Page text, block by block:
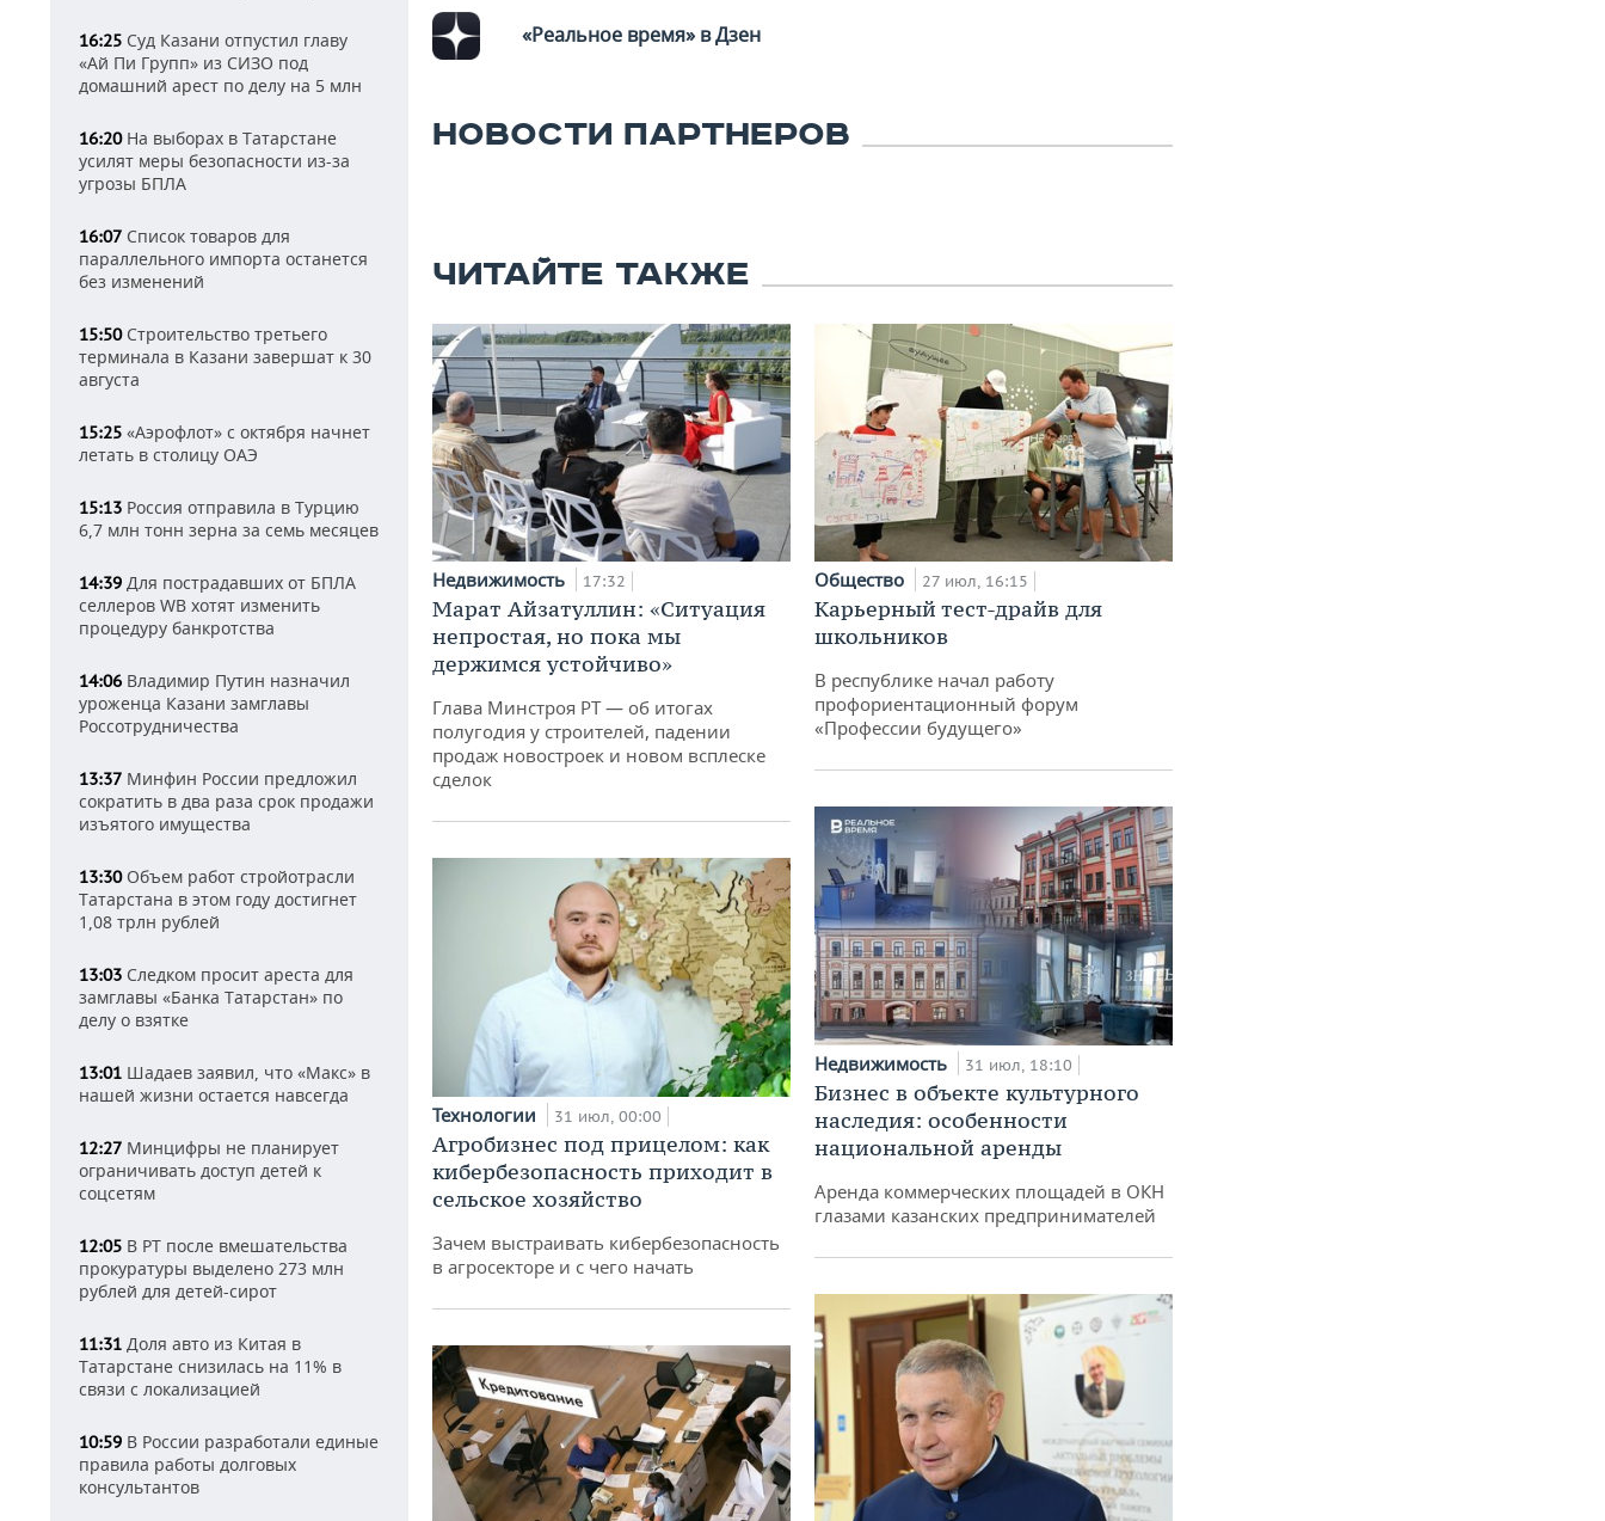
16:25 Суд Казани отпустил главу
«Ай Пи Групп» из СИЗО под
домашний арест по делу на 5 млн
16:20На выборах в Татарстане
усилят меры безопасности из-за
угрозы БПЛА
16:07 Список товаров для
параллельного импорта останется
без изменений
15:50Строительство третьего
терминала в Казани завершат к 30
августа
15:25 «Аэрофлот» с октября начнет
летать в столицу ОАЭ
15:13 Россия отправила в Турцию
6,7 млн тонн зерна за семь месяцев
14:39 Для пострадавших от БПЛА
селлеров WB хотят изменить
процедуру банкротства
14:06 Владимир Путин назначил
уроженца Казани замглавы
Россотрудничества
13:37 Минфин России предложил
сократить в два раза срок продажи
изъятого имущества
13:30Объем работ стройотрасли
Татарстана в этом году достигнет
1,08 трлн рублей
13:03 Следком просит ареста для
замглавы «Банка Татарстан» по
делу о взятке
13:01 Шадаев заявил, что «Макс» в
нашей жизни остается навсегда
12:27 Минцифры не планирует
ограничивать доступ детей к
соцсетям
12:05 В РТ после вмешательства
прокуратуры выделено 273 млн
рублей для детей-сирот
11:31 Доля авто из Китая в
Татарстане снизилась на 11% в
связи с локализацией
10:59 В России разработали единые
правила работы долговых
консультантов
«Реальное время» в Дзен
НОВОСТИ ПАРТНЕРОВ
ЧИТАЙТЕ ТАКЖЕ
Недвижимость 17:32
Марат Айзатуллин: «Ситуация
непростая, но пока мы
держимся устойчиво»
Глава Минстроя РТ — об итогах
полугодия у строителей, падении
продаж новостроек и новом всплеске
сделок
Технологии 31 июл, 00:00
Агробизнес под прицелом: как
кибербезопасность приходит в
сельское хозяйство
Зачем выстраивать кибербезопасность
в агросекторе и с чего начать
Общество 27 июл, 16:15
Карьерный тест-драйв для
школьников
В республике начал работу
профориентационный форум
«Профессии будущего»
Недвижимость 31 июл, 18:10
Бизнес в объекте культурного
наследия: особенности
национальной аренды
Аренда коммерческих площадей в ОКН
глазами казанских предпринимателей